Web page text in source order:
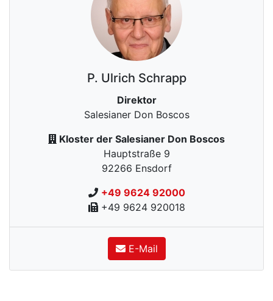
P. Ulrich Schrapp
Direktor
Salesianer Don Boscos
Kloster der Salesianer Don Boscos
Hauptstraße 9
92266 Ensdorf
+49 9624 92000
+49 9624 920018
E-Mail